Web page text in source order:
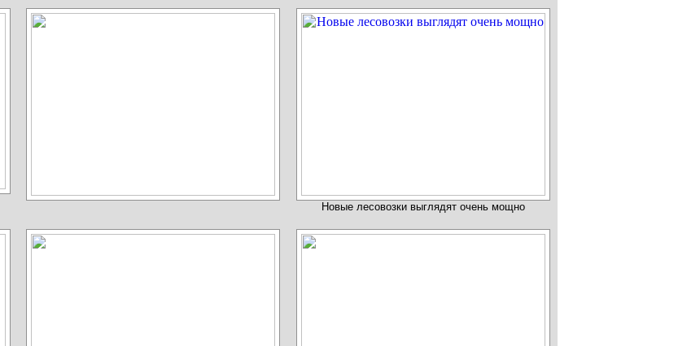
Новые лесовозки выглядят очень мощно